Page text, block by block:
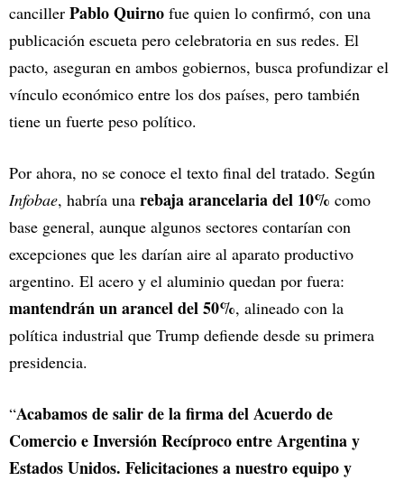
canciller Pablo Quirno fue quien lo confirmó, con una
publicación escueta pero celebratoria en sus redes. El
pacto, aseguran en ambos gobiernos, busca profundizar el
vínculo económico entre los dos países, pero también
tiene un fuerte peso político.
Por ahora, no se conoce el texto final del tratado. Según
Infobae, habría una rebaja arancelaria del 10% como
base general, aunque algunos sectores contarían con
excepciones que les darían aire al aparato productivo
argentino. El acero y el aluminio quedan por fuera:
mantendrán un arancel del 50%, alineado con la
política industrial que Trump defiende desde su primera
presidencia.
“Acabamos de salir de la firma del Acuerdo de
Comercio e Inversión Recíproco entre Argentina y
Estados Unidos. Felicitaciones a nuestro equipo y